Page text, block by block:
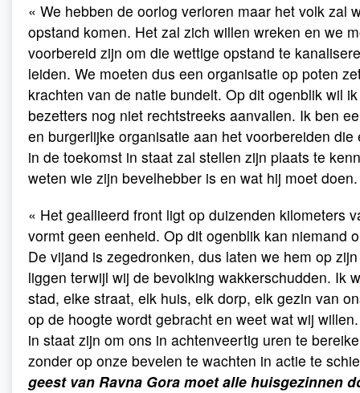
« We hebben de oorlog verloren maar het volk zal
opstand komen. Het zal zich willen wreken en we
voorbereid zijn om die wettige opstand te
leiden. We moeten dus een organisatie op poten
krachten van de natie bundelt. Op dit ogenblik wil
bezetters nog niet rechtstreeks aanvallen. Ik ben
en burgerlijke organisatie aan het voorbereiden die
in de toekomst in staat zal stellen zijn plaats te
weten wie zijn bevelhebber is en wat hij moet doen.
« Het geallieerd front ligt op duizenden kilometers
vormt geen eenheid. Op dit ogenblik kan niemand
De vijand is zegedronken, dus laten we hem op
liggen terwijl wij de bevolking wakkerschudden. Ik
stad, elke straat, elk huis, elk dorp, elk gezin van
op de hoogte wordt gebracht en weet wat wij
in staat zijn om ons in achtenveertig uren te
zonder op onze bevelen te wachten in actie te
geest van Ravna Gora moet alle huisgezinnen